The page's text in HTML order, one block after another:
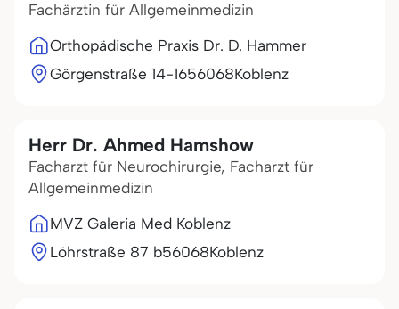
Fachärztin für Allgemeinmedizin
Orthopädische Praxis Dr. D. Hammer
Görgenstraße 14-1656068Koblenz
Herr Dr. Ahmed Hamshow
Facharzt für Neurochirurgie, Facharzt für
Allgemeinmedizin
MVZ Galeria Med Koblenz
Löhrstraße 87 b56068Koblenz